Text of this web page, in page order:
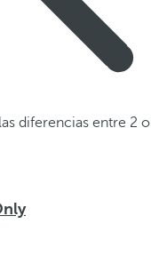
diferencias entre 2 o